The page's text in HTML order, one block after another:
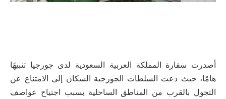
أصدرت سفارة المملكة العربية السعودية لدى جورجيا تنبيهًا
هامًا، حيث دعت السلطات الجورجية السكان إلى الامتناع عن
التجول بالقرب من المناطق الساحلية بسبب اجتياح عواصف